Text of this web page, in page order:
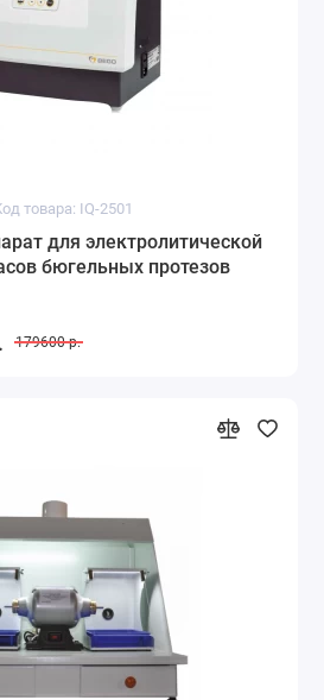
товара: IQ-2501
для электролитической
бюгельных протезов
179600 р.